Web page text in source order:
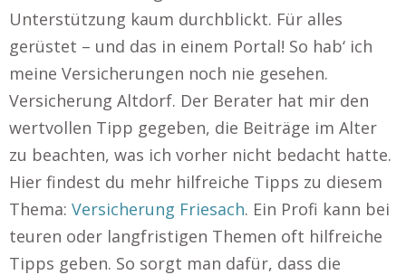
Unterstützung kaum durchblickt. Für alles
gerüstet – und das in einem Portal! So hab‘ ich
meine Versicherungen noch nie gesehen.
Versicherung Altdorf. Der Berater hat mir den
wertvollen Tipp gegeben, die Beiträge im Alter
zu beachten, was ich vorher nicht bedacht hatte.
Hier findest du mehr hilfreiche Tipps zu diesem
Thema: Versicherung Friesach. Ein Profi kann bei
teuren oder langfristigen Themen oft hilfreiche
Tipps geben. So sorgt man dafür, dass die